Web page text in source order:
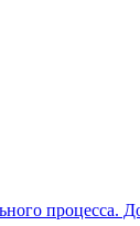
процесса.